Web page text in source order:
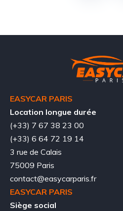
EASYCAR PARIS
Location longue durée
(+33) 7 67 38 23 00
(+33) 6 64 72 19 14
3 rue de Calais
75009 Paris
contact@easycarparis.fr
EASYCAR PARIS
Siège social